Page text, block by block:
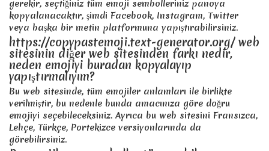
gerekir, seçtiğiniz tüm emoji sembolleriniz panoya
kopyalanacaktır, şimdi Facebook, Instagram, Twitter
veya başka bir metin platformuna yapıştırabilirsiniz.
https://copypastemoji.text-generator.org/ web
sitesinin diğer web sitesinden farkı nedir,
neden emojiyi buradan kopyalayıp
yapıştırmalıyım?
Bu web sitesinde, tüm emojiler anlamları ile birlikte
verilmiştir, bu nedenle bunda amacınıza göre doğru
emojiyi seçebileceksiniz. Ayrıca bu web sitesini Fransızca,
Lehçe, Türkçe, Portekizce versiyonlarında da
görebilirsiniz.